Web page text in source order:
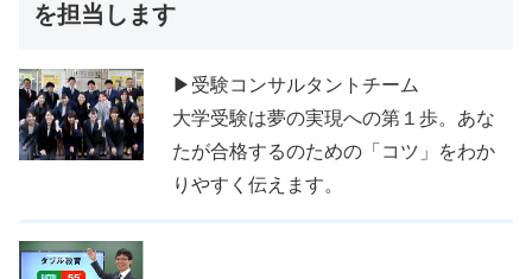
を担当します
▶受験コンサルタントチーム
大学受験は夢の実現への第１歩。あな
たが合格するのための「コツ」をわか
りやすく伝えます。